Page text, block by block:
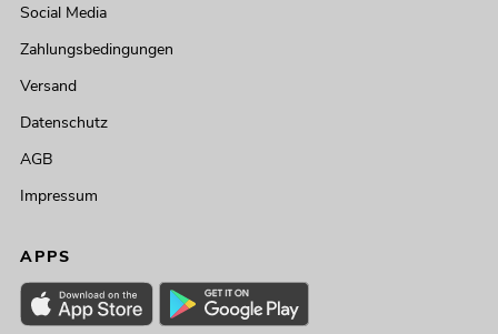
Social Media
Zahlungsbedingungen
Versand
Datenschutz
AGB
Impressum
APPS